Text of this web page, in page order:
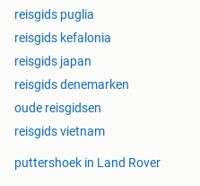
reisgids puglia
reisgids kefalonia
reisgids japan
reisgids denemarken
oude reisgidsen
reisgids vietnam
puttershoek in Land Rover